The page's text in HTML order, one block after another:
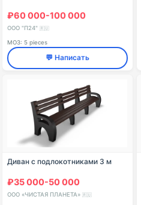
₽60 000-100 000
ООО "П24" 🇷🇺
МОЗ: 5 pieces
💬 Написать
Диван с подлокотниками 3 м
₽35 000-50 000
ООО «ЧИСТАЯ ПЛАНЕТА» 🇷🇺